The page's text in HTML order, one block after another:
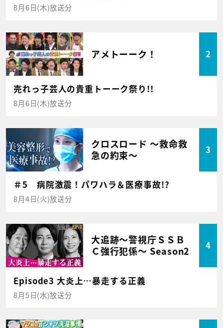
8月6日(木)放送分
アメトーーク！ 2
売れっ子芸人の貴重トーーク祭り!!
8月6日(木)放送分
クロスロード ～救命救
急の約束～
3
＃5 病院激震！パワハラ＆医療事故!?
8月4日(火)放送分
大追跡～警視庁ＳＳＢ
Ｃ強行犯係～ Season2
4
Episode3 大炎上…暴走する正義
8月5日(水)放送分